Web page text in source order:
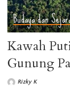
Budaya dan
Kawah
Gunung
Rizky K